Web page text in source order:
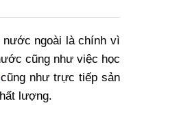
ngoài là chính vì
cũng như việc học
cũng như trực tiếp sản
lượng.